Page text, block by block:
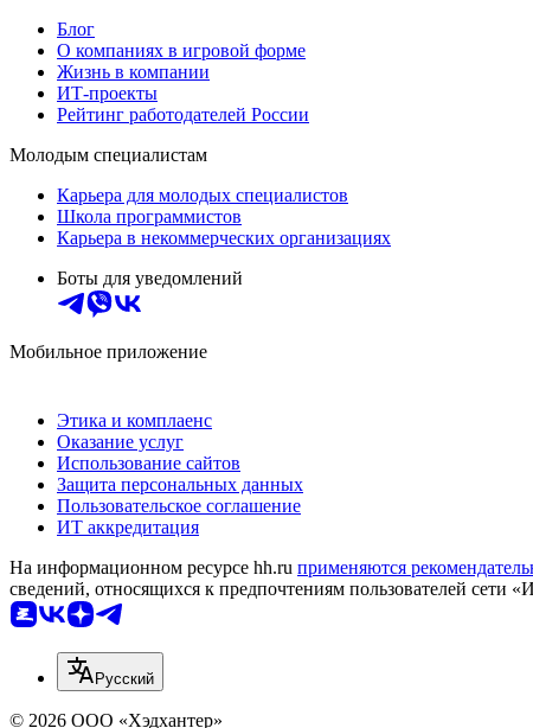
Блог
О компаниях в игровой форме
Жизнь в компании
ИТ-проекты
Рейтинг работодателей России
Молодым специалистам
Карьера для молодых специалистов
Школа программистов
Карьера в некоммерческих организациях
Боты для уведомлений
Мобильное приложение
Этика и комплаенс
Оказание услуг
Использование сайтов
Защита персональных данных
Пользовательское соглашение
ИТ аккредитация
На информационном ресурсе hh.ru применяются
сведений, относящихся к предпочтениям пользователей сети
Русский
© 2026 ООО «Хэдхантер»